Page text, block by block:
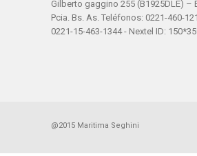
Gilberto gaggino 255 (B1925DLE) –
Pcia. Bs. As. Teléfonos: 0221-460-
0221-15-463-1344 - Nextel ID:
@2015 Maritima Seghini